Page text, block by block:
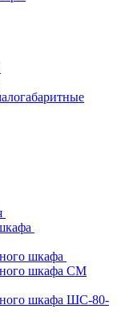
шкафа
шкафа СМ
шкафа ШС-80-